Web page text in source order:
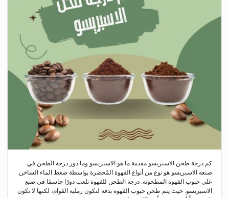
كم درجة طحن الاسبريسو مقدمة ما هو الاسبريسو وما دور درجة الطحن في
صنعه الاسبريسو هو نوع من أنواع القهوة المُحضرة بواسطة ضغط الماء الساخن
على حبوب القهوة المطحونة. درجة الطحن للقهوة تلعب دورًا حاسمًا في صنع
الاسبريسو. حيث يتم طحن حبوب القهوة بدقة لتكون رملية القوام، لكنها لا تكون